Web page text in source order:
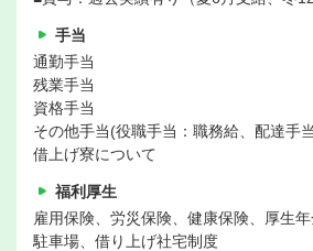
手当
通勤手当
残業手当
資格手当
その他手当(役職手当：職務給、配達手
借上げ寮について
福利厚生
雇用保険、労災保険、健康保険、厚生
駐車場、借り上げ社宅制度